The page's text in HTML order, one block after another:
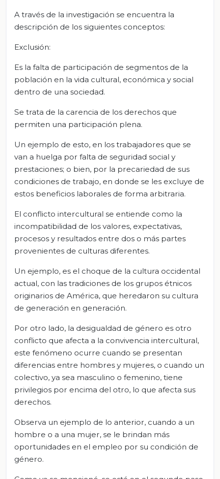
A través de la investigación se encuentra la
descripción de los siguientes conceptos:
Exclusión:
Es la falta de participación de segmentos de la
población en la vida cultural, económica y social
dentro de una sociedad.
Se trata de la carencia de los derechos que
permiten una participación plena.
Un ejemplo de esto, en los trabajadores que se
van a huelga por falta de seguridad social y
prestaciones; o bien, por la precariedad de sus
condiciones de trabajo, en donde se les excluye de
estos beneficios laborales de forma arbitraria.
El conflicto intercultural se entiende como la
incompatibilidad de los valores, expectativas,
procesos y resultados entre dos o más partes
provenientes de culturas diferentes.
Un ejemplo, es el choque de la cultura occidental
actual, con las tradiciones de los grupos étnicos
originarios de América, que heredaron su cultura
de generación en generación.
Por otro lado, la desigualdad de género es otro
conflicto que afecta a la convivencia intercultural,
este fenómeno ocurre cuando se presentan
diferencias entre hombres y mujeres, o cuando un
colectivo, ya sea masculino o femenino, tiene
privilegios por encima del otro, lo que afecta sus
derechos.
Observa un ejemplo de lo anterior, cuando a un
hombre o a una mujer, se le brindan más
oportunidades en el empleo por su condición de
género.